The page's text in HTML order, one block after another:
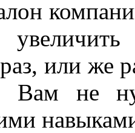
или же
Вам не